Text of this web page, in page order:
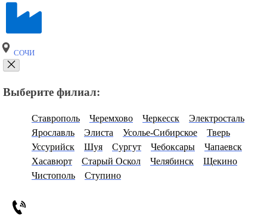
СОЧИ
Выберите филиал:
Ставрополь Черемхово Черкесск
Электросталь
Ярославль
Элиста Усолье-Сибирское
Тверь
Уссурийск
Шуя Сургут Чебоксары
Чапаевск
Хасавюрт
Старый Оскол Челябинск
Щекино
Чистополь
Ступино